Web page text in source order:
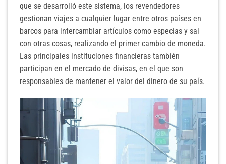
que se desarrolló este sistema, los revendedores
gestionan viajes a cualquier lugar entre otros países en
barcos para intercambiar artículos como especias y sal
con otras cosas, realizando el primer cambio de moneda.
Las principales instituciones financieras también
participan en el mercado de divisas, en el que son
responsables de mantener el valor del dinero de su país.